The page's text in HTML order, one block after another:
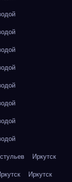
Иркутск
Иркутск